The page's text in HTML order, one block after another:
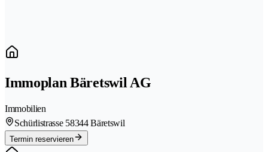
Immoplan Bäretswil AG
Immobilien
Schürlistrasse 58344 Bäretswil
Termin reservieren